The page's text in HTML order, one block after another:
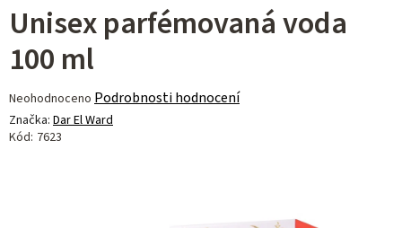
Unisex parfémovaná voda
100 ml
Průměrné
hodnocení
produktu
Neohodnoceno Podrobnosti hodnocení
Značka: Dar El Ward
Kód: 7623